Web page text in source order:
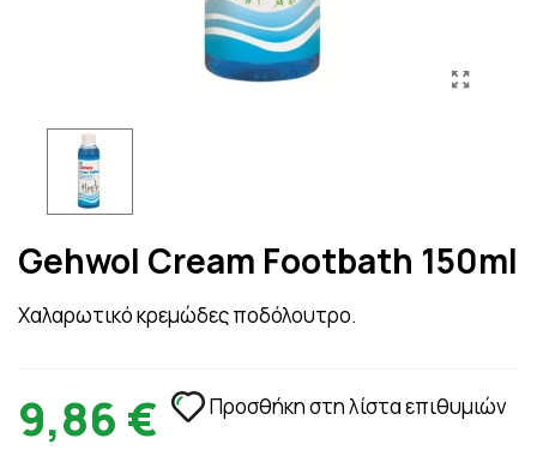
Gehwol Cream Footbath 150ml
Χαλαρωτικό κρεμώδες ποδόλουτρο.
9,86 € Προσθήκη στη λίστα επιθυμιών